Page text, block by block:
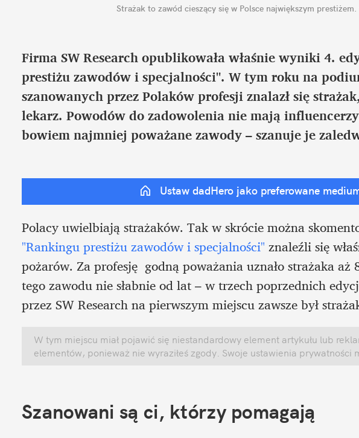
Strażak to zawód cieszący się w Polsce największym prestiżem.
Firma SW Research opublikowała właśnie wyniki 4.
prestiżu zawodów i specjalności". W tym roku na
szanowanych przez Polaków profesji znalazł się
lekarz. Powodów do zadowolenia nie mają
bowiem najmniej poważane zawody – szanuje je
Ustaw dadHero jako preferowane
"Rankingu prestiżu zawodów i specjalności" znaleźli się
pożarów. Za profesję  godną poważania uznało strażaka
tego zawodu nie słabnie od lat – w trzech poprzednich
przez SW Research na pierwszym miejscu zawsze był
W tym miejscu miał pojawić się niestandardowy element artykułu lub
elementów, ponieważ nie wyraziłeś zgody. Swoje ustawienia prywatności
Szanowani są ci, którzy pomagają